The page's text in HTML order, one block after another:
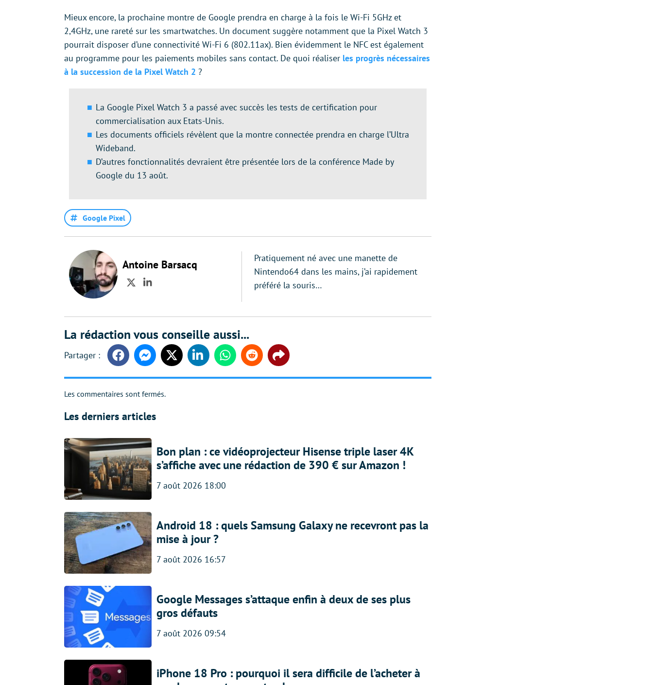
Mieux encore, la prochaine montre de Google prendra en charge à la fois le Wi-Fi 5GHz et
2,4GHz, une rareté sur les smartwatches. Un document suggère notamment que la Pixel Watch 3
pourrait disposer d’une connectivité Wi-Fi 6 (802.11ax). Bien évidemment le NFC est également
au programme pour les paiements mobiles sans contact. De quoi réaliser les progrès nécessaires
à la succession de la Pixel Watch 2 ?
La Google Pixel Watch 3 a passé avec succès les tests de certification pour
commercialisation aux Etats-Unis.
Les documents officiels révèlent que la montre connectée prendra en charge l’Ultra
Wideband.
D’autres fonctionnalités devraient être présentée lors de la conférence Made by
Google du 13 août.
Google Pixel
Antoine Barsacq
TwitterLinkedIn
Pratiquement né avec une manette de
Nintendo64 dans les mains, j’ai rapidement
préféré la souris…
La rédaction vous conseille aussi...
FacebookMessengerTwitter LinkedinWhatsappReddit Share
Les commentaires sont fermés.
Les derniers articles
Bon plan : ce vidéoprojecteur Hisense triple laser 4K
s’affiche avec une rédaction de 390 € sur Amazon !
7 août 2026 18:00
Android 18 : quels Samsung Galaxy ne recevront pas la
mise à jour ?
7 août 2026 16:57
Google Messages s’attaque enfin à deux de ses plus
gros défauts
7 août 2026 09:54
iPhone 18 Pro : pourquoi il sera difficile de l’acheter à